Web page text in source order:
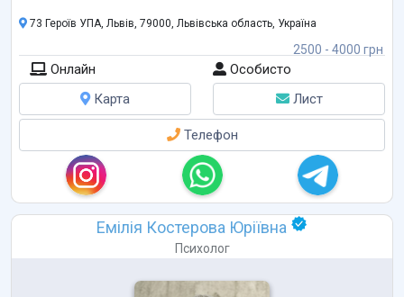
зовні
* емоційна залежність, вихід та в...
2500 - 4000 грн
73 Героїв УПА, Львів, 79000, Львівська область, Україна
Онлайн
Особисто
Карта
Лист
Телефон
Емілія Костерова Юріївна
Психолог